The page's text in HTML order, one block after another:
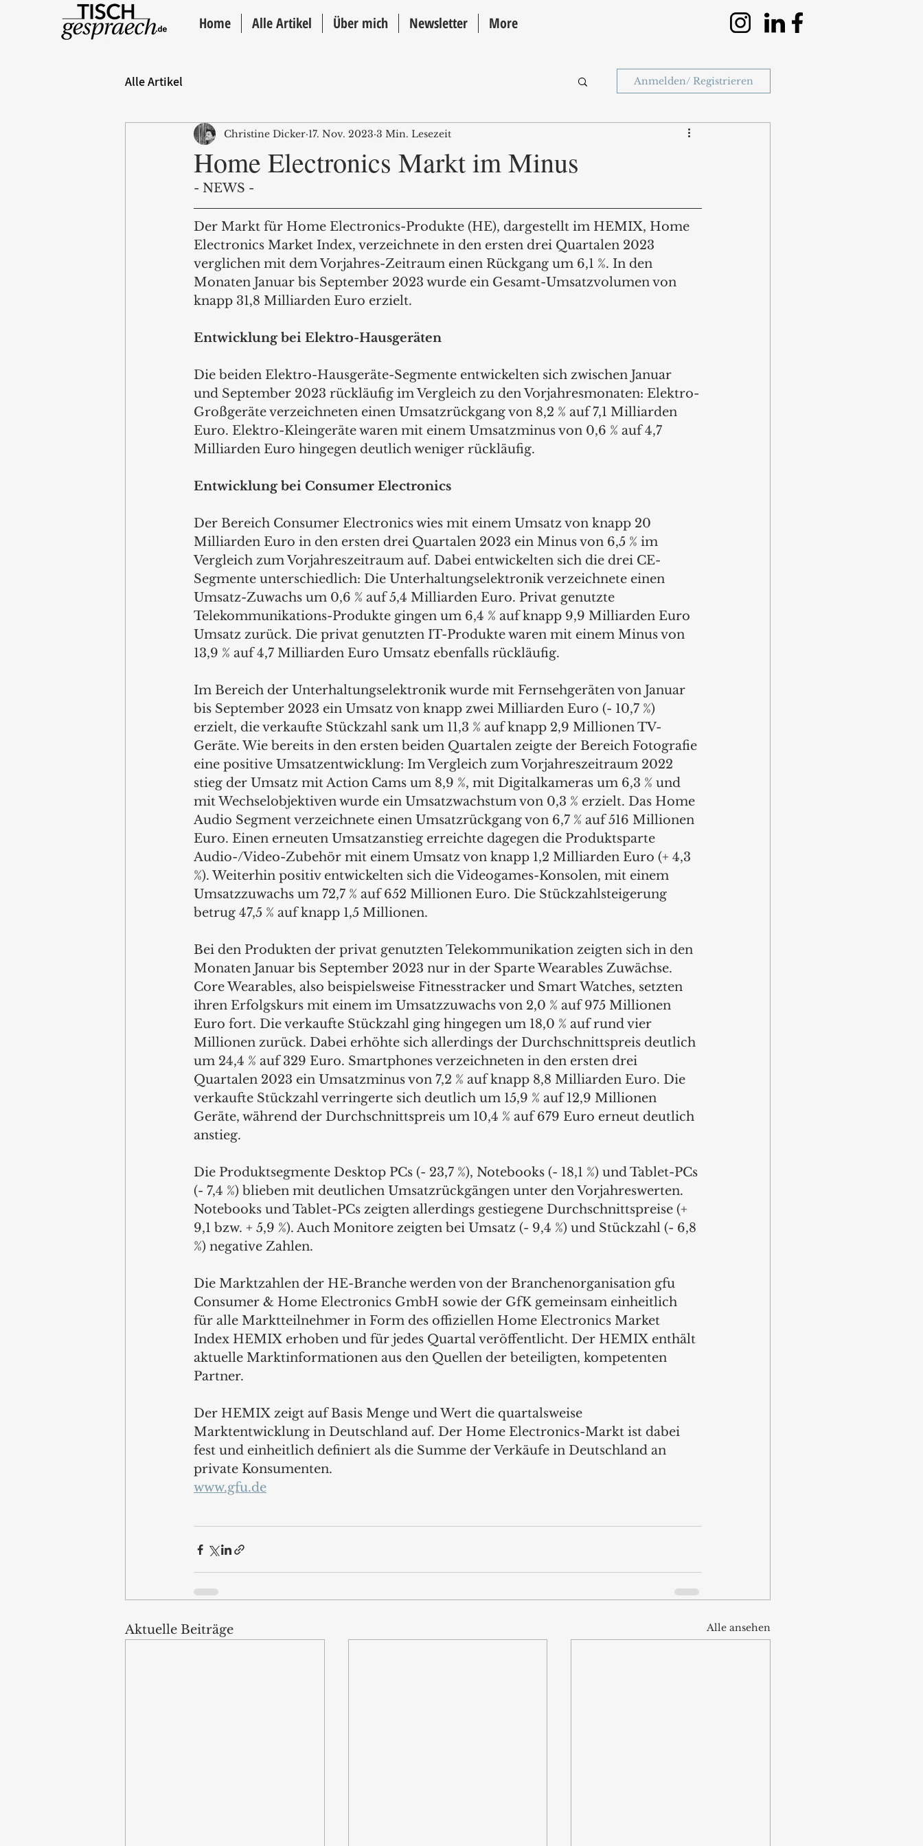
Home Alle Artikel Über mich Newsletter More
Alle Artikel Anmelden/ Registrieren
Home Electronics Markt im Minus
Christine Dicker 17. Nov. 2023 3 Min. Lesezeit
- NEWS -
Der Markt für Home Electronics-Produkte (HE), dargestellt im HEMIX, Home
Electronics Market Index, verzeichnete in den ersten drei Quartalen 2023
verglichen mit dem Vorjahres-Zeitraum einen Rückgang um 6,1 %. In den
Monaten Januar bis September 2023 wurde ein Gesamt-Umsatzvolumen von
knapp 31,8 Milliarden Euro erzielt.
Entwicklung bei Elektro-Hausgeräten
Die beiden Elektro-Hausgeräte-Segmente entwickelten sich zwischen Januar
und September 2023 rückläufig im Vergleich zu den Vorjahresmonaten: Elektro-
Großgeräte verzeichneten einen Umsatzrückgang von 8,2 % auf 7,1 Milliarden
Euro. Elektro-Kleingeräte waren mit einem Umsatzminus von 0,6 % auf 4,7
Milliarden Euro hingegen deutlich weniger rückläufig.
Entwicklung bei Consumer Electronics
Der Bereich Consumer Electronics wies mit einem Umsatz von knapp 20
Milliarden Euro in den ersten drei Quartalen 2023 ein Minus von 6,5 % im
Vergleich zum Vorjahreszeitraum auf. Dabei entwickelten sich die drei CE-
Segmente unterschiedlich: Die Unterhaltungselektronik verzeichnete einen
Umsatz-Zuwachs um 0,6 % auf 5,4 Milliarden Euro. Privat genutzte
Telekommunikations-Produkte gingen um 6,4 % auf knapp 9,9 Milliarden Euro
Umsatz zurück. Die privat genutzten IT-Produkte waren mit einem Minus von
13,9 % auf 4,7 Milliarden Euro Umsatz ebenfalls rückläufig.
Im Bereich der Unterhaltungselektronik wurde mit Fernsehgeräten von Januar
bis September 2023 ein Umsatz von knapp zwei Milliarden Euro (- 10,7 %)
erzielt, die verkaufte Stückzahl sank um 11,3 % auf knapp 2,9 Millionen TV-
Geräte. Wie bereits in den ersten beiden Quartalen zeigte der Bereich Fotografie
eine positive Umsatzentwicklung: Im Vergleich zum Vorjahreszeitraum 2022
stieg der Umsatz mit Action Cams um 8,9 %, mit Digitalkameras um 6,3 % und
mit Wechselobjektiven wurde ein Umsatzwachstum von 0,3 % erzielt. Das Home
Audio Segment verzeichnete einen Umsatzrückgang von 6,7 % auf 516 Millionen
Euro. Einen erneuten Umsatzanstieg erreichte dagegen die Produktsparte
Audio-/Video-Zubehör mit einem Umsatz von knapp 1,2 Milliarden Euro (+ 4,3
%). Weiterhin positiv entwickelten sich die Videogames-Konsolen, mit einem
Umsatzzuwachs um 72,7 % auf 652 Millionen Euro. Die Stückzahlsteigerung
betrug 47,5 % auf knapp 1,5 Millionen.
Bei den Produkten der privat genutzten Telekommunikation zeigten sich in den
Monaten Januar bis September 2023 nur in der Sparte Wearables Zuwächse.
Core Wearables, also beispielsweise Fitnesstracker und Smart Watches, setzten
ihren Erfolgskurs mit einem im Umsatzzuwachs von 2,0 % auf 975 Millionen
Euro fort. Die verkaufte Stückzahl ging hingegen um 18,0 % auf rund vier
Millionen zurück. Dabei erhöhte sich allerdings der Durchschnittspreis deutlich
um 24,4 % auf 329 Euro. Smartphones verzeichneten in den ersten drei
Quartalen 2023 ein Umsatzminus von 7,2 % auf knapp 8,8 Milliarden Euro. Die
verkaufte Stückzahl verringerte sich deutlich um 15,9 % auf 12,9 Millionen
Geräte, während der Durchschnittspreis um 10,4 % auf 679 Euro erneut deutlich
anstieg.
Die Produktsegmente Desktop PCs (- 23,7 %), Notebooks (- 18,1 %) und Tablet-PCs
(- 7,4 %) blieben mit deutlichen Umsatzrückgängen unter den Vorjahreswerten.
Notebooks und Tablet-PCs zeigten allerdings gestiegene Durchschnittspreise (+
9,1 bzw. + 5,9 %). Auch Monitore zeigten bei Umsatz (- 9,4 %) und Stückzahl (- 6,8
%) negative Zahlen.
Die Marktzahlen der HE-Branche werden von der Branchenorganisation gfu
Consumer & Home Electronics GmbH sowie der GfK gemeinsam einheitlich
für alle Marktteilnehmer in Form des offiziellen Home Electronics Market
Index HEMIX erhoben und für jedes Quartal veröffentlicht. Der HEMIX enthält
aktuelle Marktinformationen aus den Quellen der beteiligten, kompetenten
Partner.
Der HEMIX zeigt auf Basis Menge und Wert die quartalsweise
Marktentwicklung in Deutschland auf. Der Home Electronics-Markt ist dabei
fest und einheitlich definiert als die Summe der Verkäufe in Deutschland an
private Konsumenten.
www.gfu.de
Aktuelle Beiträge Alle ansehen